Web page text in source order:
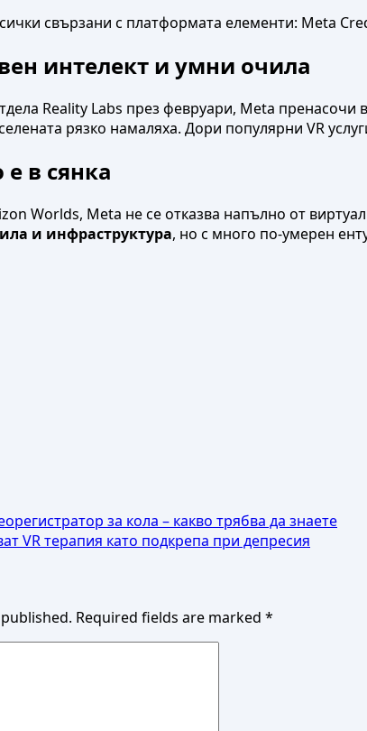
свързани с платформата елементи: Meta
интелект и умни очила
Reality Labs през февруари, Meta
рязко намаляха. Дори популярни VR
в сянка
Worlds, Meta не се отказва напълно от
и инфраструктура, но с много по-умерен
за кола – кaкво трябва да знаете
VR терапия като подкрепа при депресия
Required fields are marked *